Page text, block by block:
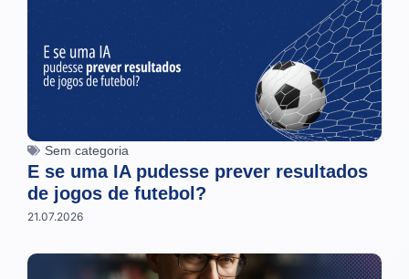
Sem categoria
E se uma IA pudesse prever resultados
de jogos de futebol?
21.07.2026